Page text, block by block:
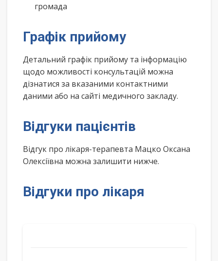
громада
Графік прийому
Детальний графік прийому та інформацію
щодо можливості консультацій можна
дізнатися за вказаними контактними
даними або на сайті медичного закладу.
Відгуки пацієнтів
Відгук про лікаря-терапевта Мацко Оксана
Олексіївна можна залишити нижче.
Відгуки про лікаря